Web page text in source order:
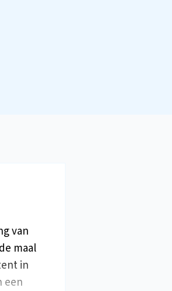
van
maal
in
een